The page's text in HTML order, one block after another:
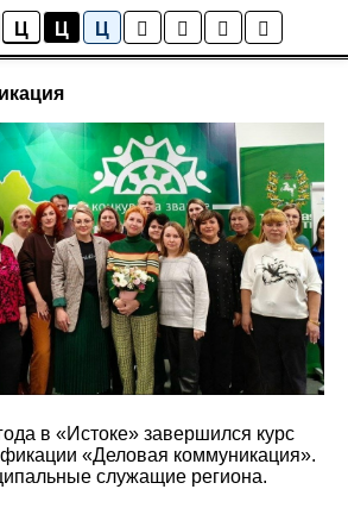
Ц Ц Ц
Новости ИСТОКА
в «Истоке» завершился курс
«Деловая коммуникация».
служащие региона.